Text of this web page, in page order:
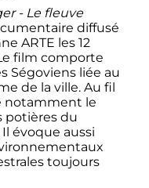
- Le fleuve
diffusé
ARTE les 12
film comporte
Ségoviens liée au
de la ville. Au fil
notamment le
potières du
évoque aussi
toujours